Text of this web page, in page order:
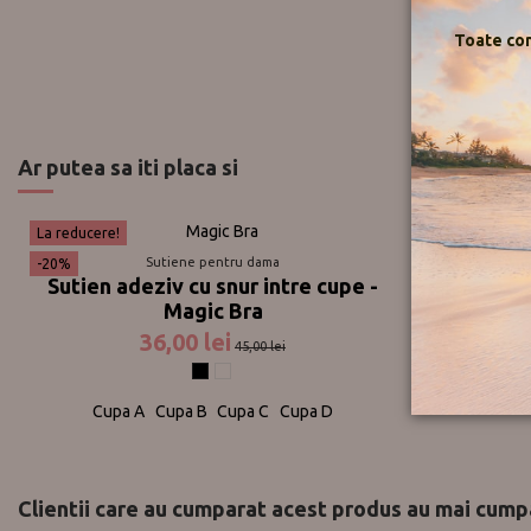
Ar putea sa iti placa si
La reducere!
-20%
Sutiene pentru dama
Sutien adeziv cu snur intre cupe -
Magic Bra
36,00 lei 45,00 lei
Negru
Cupa A Cupa B Cupa C Cupa D
Clientii care au cumparat acest produs au mai
Toate